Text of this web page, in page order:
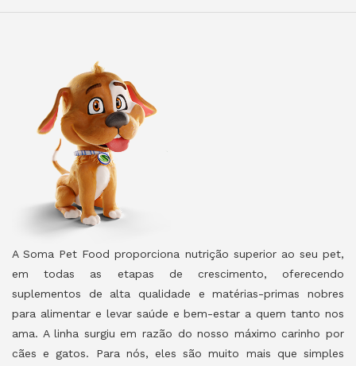
A Soma Pet Food proporciona nutrição superior ao seu pet,
em todas as etapas de crescimento, oferecendo
suplementos de alta qualidade e matérias-primas nobres
para alimentar e levar saúde e bem-estar a quem tanto nos
ama. A linha surgiu em razão do nosso máximo carinho por
cães e gatos. Para nós, eles são muito mais que simples